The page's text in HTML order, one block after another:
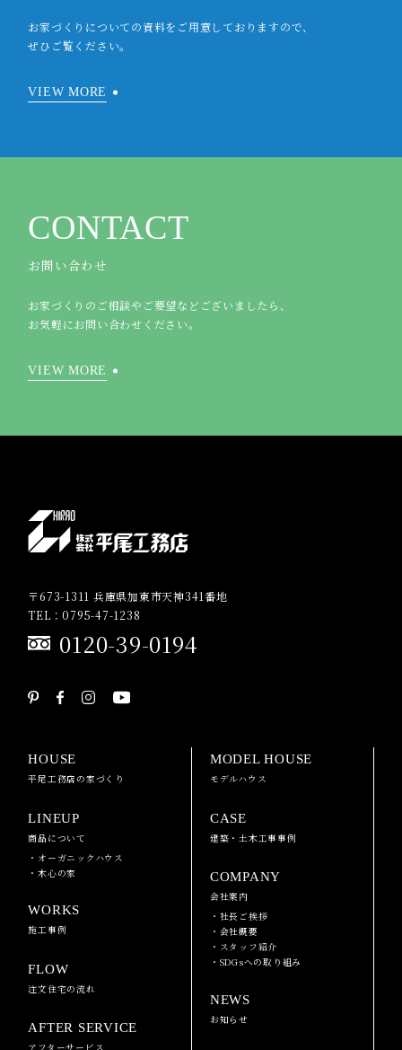
お家づくりについての資料をご用意しておりますので、
ぜひご覧ください。
VIEW MORE
CONTACT
お問い合わせ
お家づくりのご相談やご要望などございましたら、
お気軽にお問い合わせください。
VIEW MORE
〒673-1311 兵庫県加東市天神341番地
TEL：0795-47-1238
0120-39-0194
HOUSE
平尾工務店の家づくり
LINEUP
商品について
・オーガニックハウス
・木心の家
WORKS
施工事例
FLOW
注文住宅の流れ
AFTER SERVICE
アフターサービス
MODEL HOUSE
モデルハウス
CASE
建築・土木工事事例
COMPANY
会社案内
・社長ご挨拶
・会社概要
・スタッフ紹介
・SDGsへの取り組み
NEWS
お知らせ